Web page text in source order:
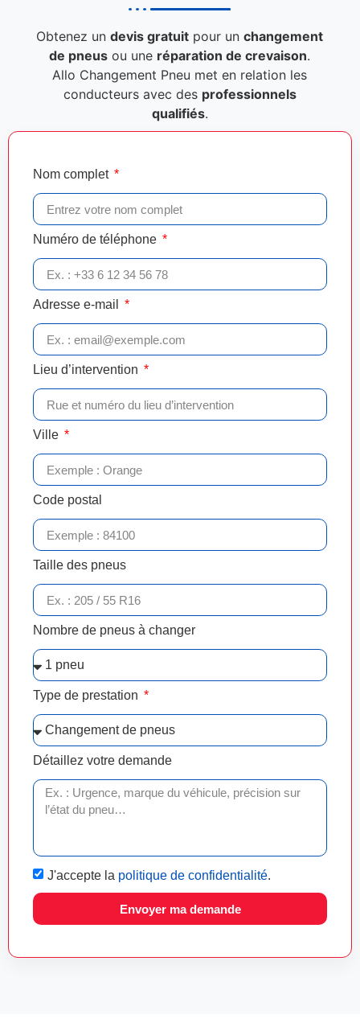
Obtenez undevis gratuit pour unchangement
de pneus ou une réparation de crevaison.
Allo Changement Pneu met en relation les
conducteurs avec des professionnels
qualifiés.
Nom complet
Numéro de téléphone
Adresse e-mail
Lieu d’intervention
Ville
Code postal
Taille des pneus
Nombre de pneus à changer
Type de prestation
Détaillez votre demande
J'accepte la politique de confidentialité.
Envoyer ma demande